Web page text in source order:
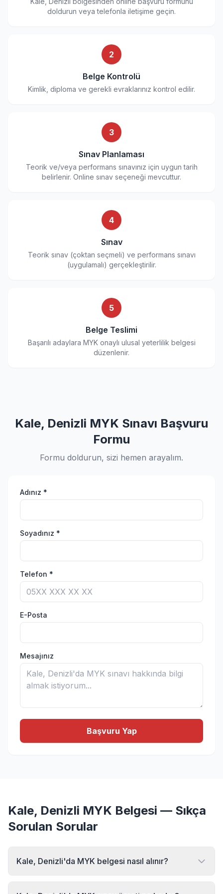
doldurun veya telefonla iletişime geçin.
2
Belge Kontrolü
Kimlik, diploma ve gerekli evraklarınız kontrol edilir.
3
Sınav Planlaması
Teorik ve/veya performans sınavınız için uygun tarih
belirlenir. Online sınav seçeneği mevcuttur.
4
Sınav
Teorik sınav (çoktan seçmeli) ve performans sınavı
(uygulamalı) gerçekleştirilir.
5
Belge Teslimi
Başarılı adaylara MYK onaylı ulusal yeterlilik belgesi
düzenlenir.
Kale, Denizli MYK Sınavı Başvuru
Formu
Formu doldurun, sizi hemen arayalım.
Adınız *
Soyadınız *
Telefon *
E-Posta
Mesajınız
Başvuru Yap
Kale, Denizli MYK Belgesi — Sıkça
Sorulan Sorular
Kale, Denizli'da MYK belgesi nasıl alınır?
Kale, Denizli bölgesinde MYK belgesi almak için MYK
Sınav Merkezi'ne başvurabilirsiniz. Online başvuru formu